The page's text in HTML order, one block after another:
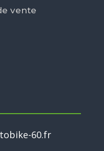
vente
60.fr